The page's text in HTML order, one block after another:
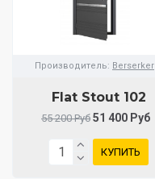
Производитель: Berserker
Flat Stout 102
55 200 Руб 51 400 Руб
КУПИТЬ